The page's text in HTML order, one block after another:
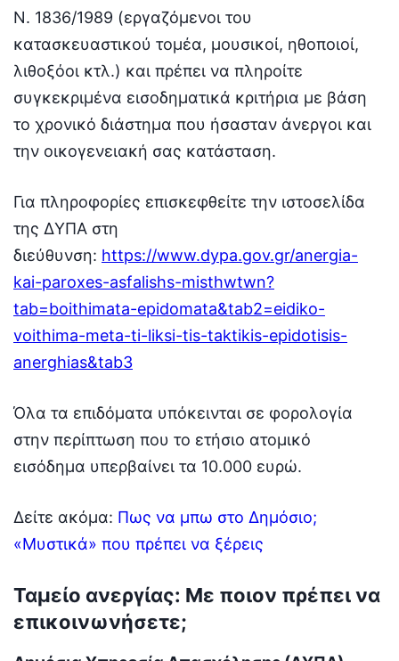
Ν. 1836/1989 (εργαζόμενοι του
κατασκευαστικού τομέα, μουσικοί, ηθοποιοί,
λιθοξόοι κτλ.) και πρέπει να πληροίτε
συγκεκριμένα εισοδηματικά κριτήρια με βάση
το χρονικό διάστημα που ήσασταν άνεργοι και
την οικογενειακή σας κατάσταση.
Για πληροφορίες επισκεφθείτε την ιστοσελίδα
της ΔΥΠΑ στη
διεύθυνση: https://www.dypa.gov.gr/anergia-
kai-paroxes-asfalishs-misthwtwn?
tab=boithimata-epidomata&tab2=eidiko-
voithima-meta-ti-liksi-tis-taktikis-epidotisis-
anerghias&tab3
Όλα τα επιδόματα υπόκεινται σε φορολογία
στην περίπτωση που το ετήσιο ατομικό
εισόδημα υπερβαίνει τα 10.000 ευρώ.
Δείτε ακόμα: Πως να μπω στο Δημόσιο;
«Μυστικά» που πρέπει να ξέρεις
Ταμείο ανεργίας: Με ποιον πρέπει να
επικοινωνήσετε;